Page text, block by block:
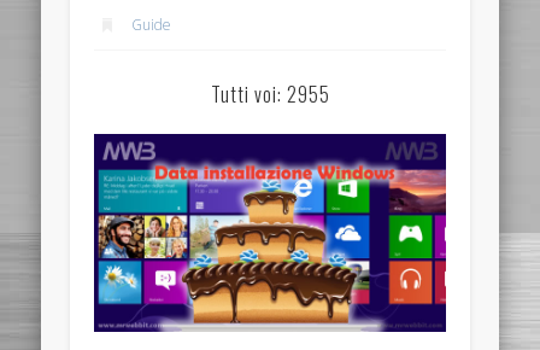
Guide
Tutti voi: 2955